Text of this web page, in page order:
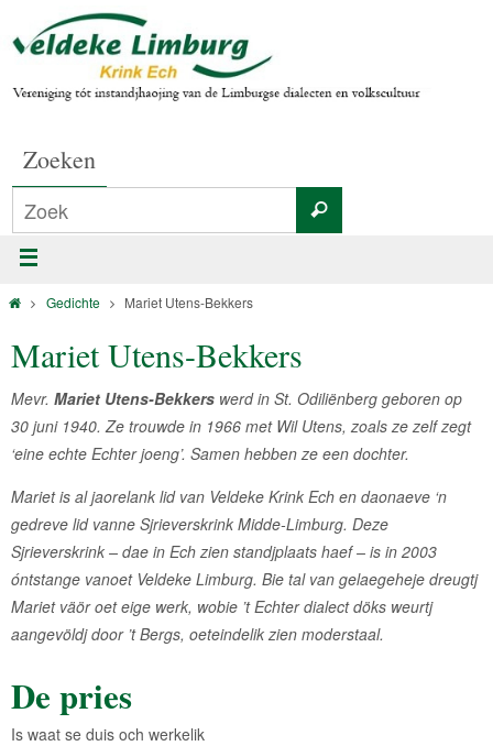
Zoeken
Gedichte Mariet Utens-Bekkers
Mariet Utens-Bekkers
Mevr. Mariet Utens-Bekkers werd in St. Odiliënberg geboren op
30 juni 1940. Ze trouwde in 1966 met Wil Utens, zoals ze zelf zegt
‘eine echte Echter joeng’. Samen hebben ze een dochter.
Mariet is al jaorelank lid van Veldeke Krink Ech en daonaeve ‘n
gedreve lid vanne Sjrieverskrink Midde-Limburg. Deze
Sjrieverskrink – dae in Ech zien standjplaats haef – is in 2003
óntstange vanoet Veldeke Limburg. Bie tal van gelaegeheje dreugtj
Mariet väör oet eige werk, wobie ’t Echter dialect döks weurtj
aangevöldj door ’t Bergs, oeteindelik zien moderstaal.
De pries
Is waat se duis och werkelik